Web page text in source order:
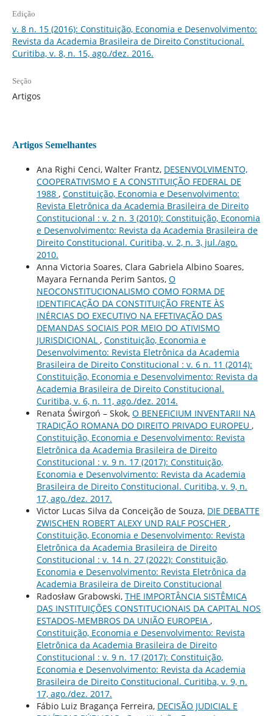
Edição
v. 8 n. 15 (2016): Constituição, Economia e Desenvolvimento:
Revista da Academia Brasileira de Direito Constitucional.
Curitiba, v. 8, n. 15, ago./dez. 2016.
Seção
Artigos
Artigos Semelhantes
Ana Righi Cenci, Walter Frantz, DESENVOLVIMENTO,
COOPERATIVISMO E A CONSTITUIÇÃO FEDERAL DE
1988 , Constituição, Economia e Desenvolvimento:
Revista Eletrônica da Academia Brasileira de Direito
Constitucional : v. 2 n. 3 (2010): Constituição, Economia
e Desenvolvimento: Revista da Academia Brasileira de
Direito Constitucional. Curitiba, v. 2, n. 3, jul./ago.
2010.
Anna Victoria Soares, Clara Gabriela Albino Soares,
Mayara Fernanda Perim Santos, O
NEOCONSTITUCIONALISMO COMO FORMA DE
IDENTIFICAÇÃO DA CONSTITUIÇÃO FRENTE ÀS
INÉRCIAS DO EXECUTIVO NA EFETIVAÇÃO DAS
DEMANDAS SOCIAIS POR MEIO DO ATIVISMO
JURISDICIONAL , Constituição, Economia e
Desenvolvimento: Revista Eletrônica da Academia
Brasileira de Direito Constitucional : v. 6 n. 11 (2014):
Constituição, Economia e Desenvolvimento: Revista da
Academia Brasileira de Direito Constitucional.
Curitiba, v. 6, n. 11, ago./dez. 2014.
Renata Świrgoń – Skok, O BENEFICIUM INVENTARII NA
TRADIÇÃO ROMANA DO DIREITO PRIVADO EUROPEU ,
Constituição, Economia e Desenvolvimento: Revista
Eletrônica da Academia Brasileira de Direito
Constitucional : v. 9 n. 17 (2017): Constituição,
Economia e Desenvolvimento: Revista da Academia
Brasileira de Direito Constitucional. Curitiba, v. 9, n.
17, ago./dez. 2017.
Victor Lucas Silva da Conceição de Souza, DIE DEBATTE
ZWISCHEN ROBERT ALEXY UND RALF POSCHER ,
Constituição, Economia e Desenvolvimento: Revista
Eletrônica da Academia Brasileira de Direito
Constitucional : v. 14 n. 27 (2022): Constituição,
Economia e Desenvolvimento: Revista Eletrônica da
Academia Brasileira de Direito Constitucional
Radosław Grabowski, THE IMPORTÂNCIA SISTÊMICA
DAS INSTITUIÇÕES CONSTITUCIONAIS DA CAPITAL NOS
ESTADOS-MEMBROS DA UNIÃO EUROPEIA ,
Constituição, Economia e Desenvolvimento: Revista
Eletrônica da Academia Brasileira de Direito
Constitucional : v. 9 n. 17 (2017): Constituição,
Economia e Desenvolvimento: Revista da Academia
Brasileira de Direito Constitucional. Curitiba, v. 9, n.
17, ago./dez. 2017.
Fábio Luiz Bragança Ferreira, DECISÃO JUDICIAL E